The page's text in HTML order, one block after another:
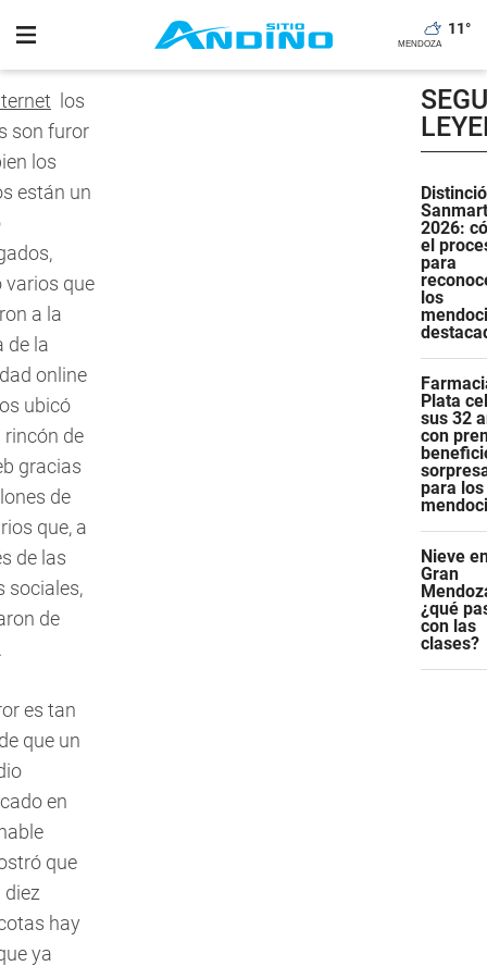
11°
los
son furor
los
están un
varios que
a la
de la
online
ubicó
rincón de
gracias
de
que, a
de las
sociales,
de
es tan
que un
en
que
diez
hay
ya
2026:
el
para
los
Plata
sus 32
con
para los
Nieve
Gran
¿qué
con las
clases?